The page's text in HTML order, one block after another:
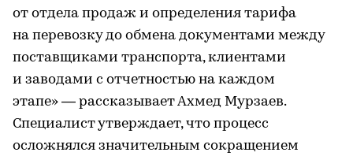
от отдела продаж и определения тарифа
на перевозку до обмена документами между
поставщиками транспорта, клиентами
и заводами с отчетностью на каждом
этапе» — рассказывает Ахмед Мурзаев.
Специалист утверждает, что процесс
осложнялся значительным сокращением